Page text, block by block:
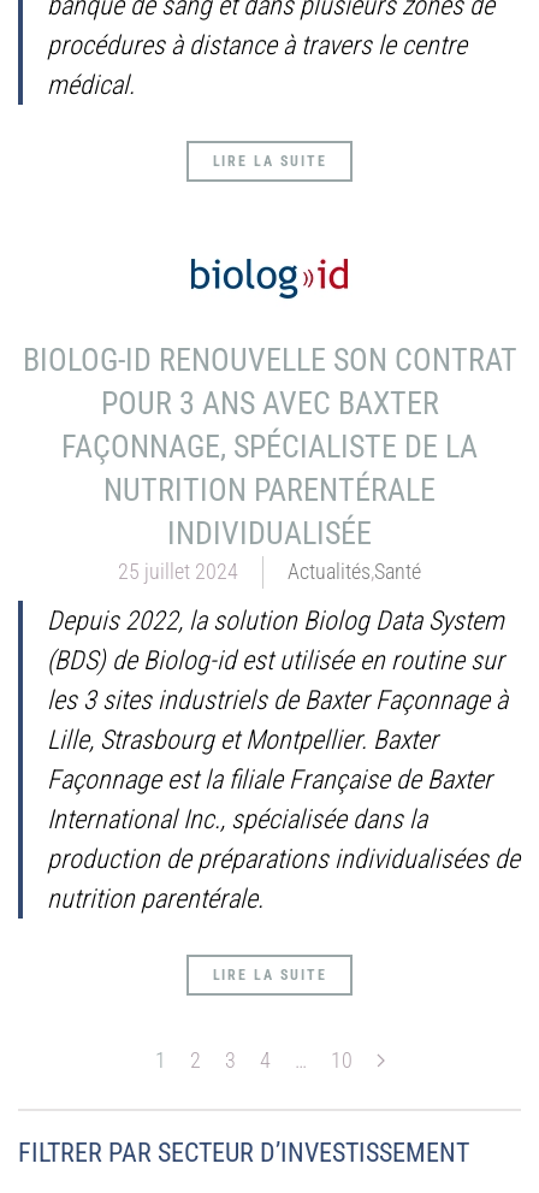
procédures à distance à travers le centre
médical.
LIRE LA SUITE
BIOLOG-ID RENOUVELLE SON CONTRAT
POUR 3 ANS AVEC BAXTER
FAÇONNAGE, SPÉCIALISTE DE LA
NUTRITION PARENTÉRALE
INDIVIDUALISÉE
25 juillet 2024 Actualités,Santé
Depuis 2022, la solution Biolog Data System
(BDS) de Biolog-id est utilisée en routine sur
les 3 sites industriels de Baxter Façonnage à
Lille, Strasbourg et Montpellier. Baxter
Façonnage est la filiale Française de Baxter
International Inc., spécialisée dans la
production de préparations individualisées de
nutrition parentérale.
LIRE LA SUITE
1 2 3 4 … 10
FILTRER PAR SECTEUR D’INVESTISSEMENT